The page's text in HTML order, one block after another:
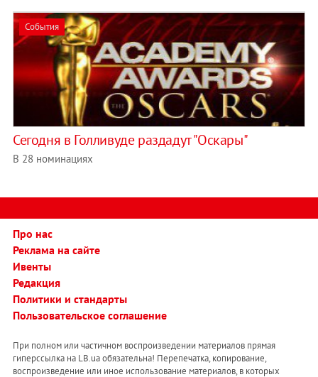
События
Сегодня в Голливуде раздадут "Оскары"
В 28 номинациях
Про нас
Реклама на сайте
Ивенты
Редакция
Политики и стандарты
Пользовательское соглашение
При полном или частичном воспроизведении материалов прямая
гиперссылка на LB.ua обязательна! Перепечатка, копирование,
воспроизведение или иное использование материалов, в которых